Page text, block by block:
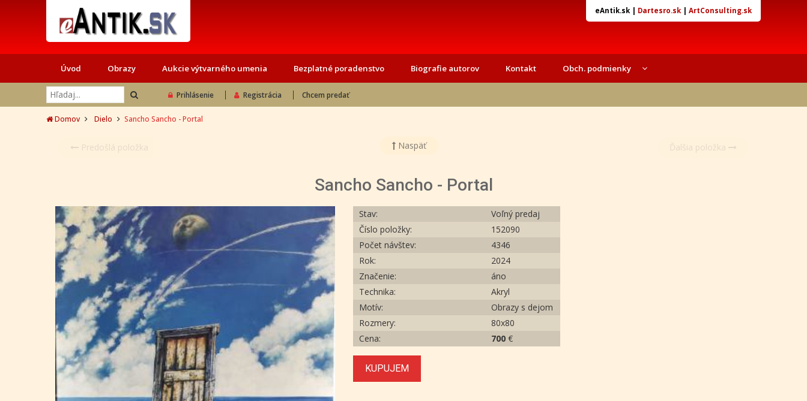
eAntik.sk| Dartesro.sk| ArtConsulting.sk
Úvod Obrazy Aukcie výtvarného umenia Bezplatné poradenstvo Biografie autorov Kontakt Obch. podmienky
Prihlásenie Registrácia Chcem predať
Domov Dielo Sancho Sancho - Portal
Predošlá položka Naspäť Ďalšia položka
Sancho Sancho - Portal
Stav:
Voľný predaj
Číslo položky:
152090
Počet návštev:
4346
Rok:
2024
Značenie:
áno
Technika:
Akryl
Motív:
Obrazy s dejom
Rozmery:
80x80
Cena:
700 €
KUPUJEM